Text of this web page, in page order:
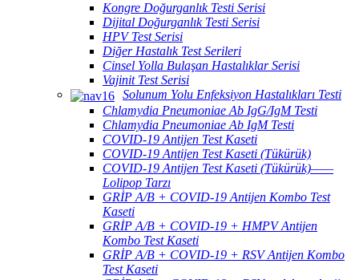
Kongre Doğurganlık Testi Serisi
Dijital Doğurganlık Testi Serisi
HPV Test Serisi
Diğer Hastalık Test Serileri
Cinsel Yolla Bulaşan Hastalıklar Serisi
Vajinit Test Serisi
Solunum Yolu Enfeksiyon Hastalıkları Testi
Chlamydia Pneumoniae Ab IgG/IgM Testi
Chlamydia Pneumoniae Ab IgM Testi
COVID-19 Antijen Test Kaseti
COVID-19 Antijen Test Kaseti (Tükürük)
COVID-19 Antijen Test Kaseti (Tükürük)——
Lolipop Tarzı
GRİP A/B + COVID-19 Antijen Kombo Test
Kaseti
GRİP A/B + COVID-19 + HMPV Antijen
Kombo Test Kaseti
GRİP A/B + COVID-19 + RSV Antijen Kombo
Test Kaseti